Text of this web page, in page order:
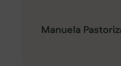
Manuela